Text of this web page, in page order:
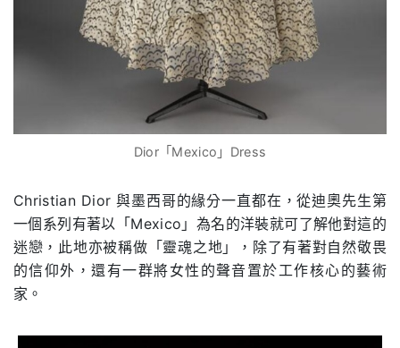
Dior「Mexico」Dress
Christian Dior 與墨西哥的緣分一直都在，從迪奧先生第
一個系列有著以「Mexico」為名的洋裝就可了解他對這的
迷戀，此地亦被稱做「靈魂之地」，除了有著對自然敬畏
的信仰外，還有一群將女性的聲音置於工作核心的藝術
家。